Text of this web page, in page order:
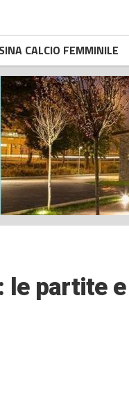
CALCIO FEMMINILE
le partite e